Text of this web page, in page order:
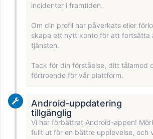
incidenter i framtiden.
Om din profil har påverkats eller
skapa ett nytt konto för att fortsätta
tjänsten.
Tack för din förståelse, ditt tålamod
förtroende för vår plattform.
Android-uppdatering
tillgänglig
Vi har förbättrat Android-appen!
fullt ut för en bättre upplevelse, och